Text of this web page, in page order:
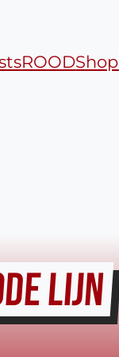
ROODShop
LIJN